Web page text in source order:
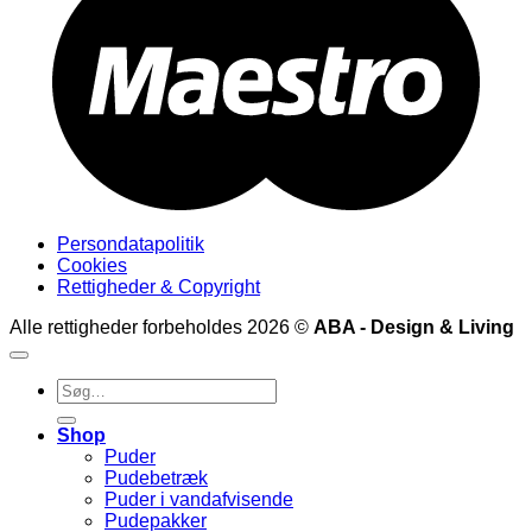
Persondatapolitik
Cookies
Rettigheder & Copyright
Alle rettigheder forbeholdes 2026 © ABA - Design & Living
Søg
efter:
Shop
Puder
Pudebetræk
Puder i vandafvisende
Pudepakker